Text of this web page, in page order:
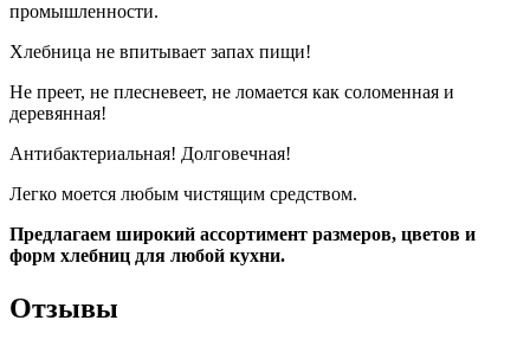
промышленности.
Хлебница не впитывает запах пищи!
Не преет, не плесневеет, не ломается как соломенная и
деревянная!
Антибактериальная! Долговечная!
Легко моется любым чистящим средством.
Предлагаем широкий ассортимент размеров, цветов и
форм хлебниц для любой кухни.
Отзывы